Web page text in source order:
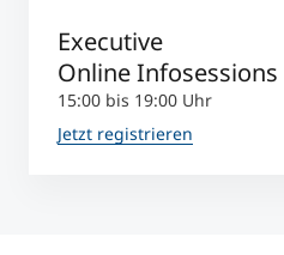
Executive
Online Infosessions
15:00 bis 19:00 Uhr
Jetzt registrieren